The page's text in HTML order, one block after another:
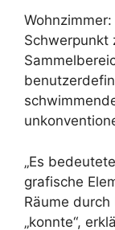
Schwerpunkt
„Es
grafische
Räume durch
„konnte“,